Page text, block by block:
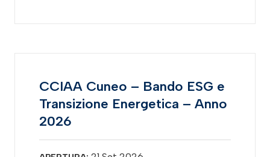
CCIAA Cuneo – Bando ESG e
Transizione Energetica – Anno
2026